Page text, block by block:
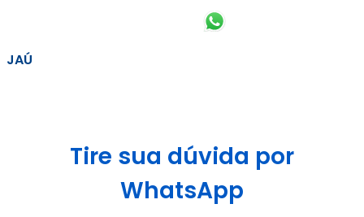
JAÚ
Tire sua dúvida por
WhatsApp